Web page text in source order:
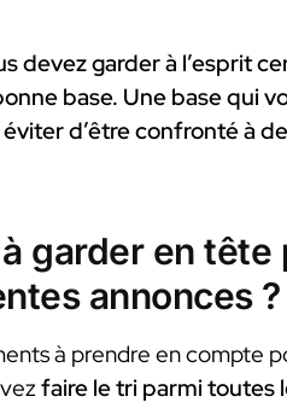
devez garder à l’esprit
base. Une base qui
d’être confronté à
garder en tête
annonces ?
à prendre en compte
faire le tri parmi toutes